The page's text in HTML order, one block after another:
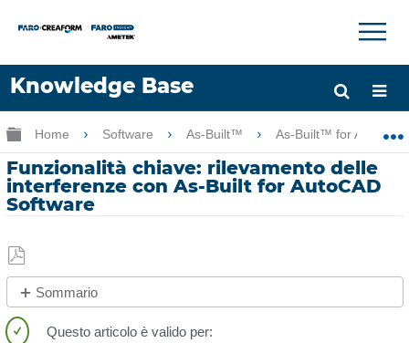
Knowledge Base
Lingua
Chiedere aiuto Accesso
×
Ingrandisci/riduci gerarchia globale
Home Software As-Built™ As-Built™ for
Funzionalità chiave: rilevamento delle
interferenze con As-Built for AutoCAD
Software
Salva
come
PDF
Sommario
No
intestazioni